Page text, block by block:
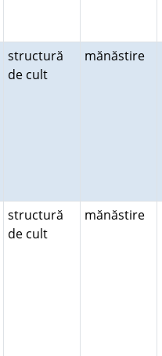
structură
de cult
mănăstire
structură
de cult
mănăstire